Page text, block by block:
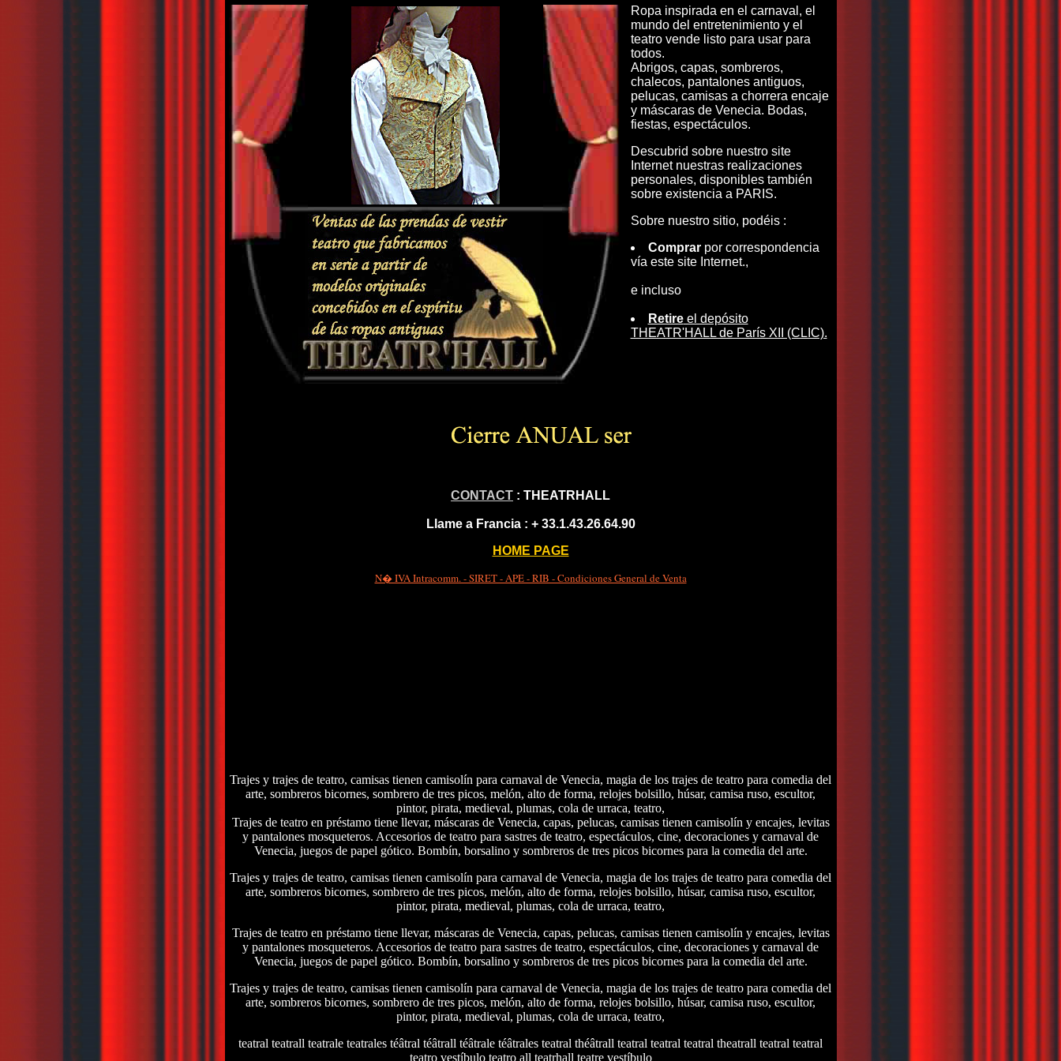
Ropa inspirada en el carnaval, el
mundo del entretenimiento y el
teatro vende listo para usar para
todos.
Abrigos, capas, sombreros,
chalecos, pantalones antiguos,
pelucas, camisas a chorrera encaje
y máscaras de Venecia. Bodas,
fiestas, espectáculos.
Descubrid sobre nuestro site
Internet nuestras realizaciones
personales, disponibles también
sobre existencia a PARIS.
Sobre nuestro sitio, podéis :
Comprarpor correspondencia
vía este site Internet.,
e incluso
Retireel depósito
THEATR'HALL de París XII (CLIC).
CONTACT : THEATRHALL
Llame a Francia : + 33.1.43.26.64.90
HOME PAGE
N� IVA Intracomm. - SIRET - APE - RIB - Condiciones General de Venta
Trajes y trajes de teatro, camisas tienen camisolín para carnaval de Venecia, magia de los trajes de teatro para comedia del
arte, sombreros bicornes, sombrero de tres picos, melón, alto de forma, relojes bolsillo, húsar, camisa ruso, escultor,
pintor, pirata, medieval, plumas, cola de urraca, teatro,
Trajes de teatro en préstamo tiene llevar, máscaras de Venecia, capas, pelucas, camisas tienen camisolín y encajes, levitas
y pantalones mosqueteros. Accesorios de teatro para sastres de teatro, espectáculos, cine, decoraciones y carnaval de
Venecia, juegos de papel gótico. Bombín, borsalino y sombreros de tres picos bicornes para la comedia del arte.
Trajes y trajes de teatro, camisas tienen camisolín para carnaval de Venecia, magia de los trajes de teatro para comedia del
arte, sombreros bicornes, sombrero de tres picos, melón, alto de forma, relojes bolsillo, húsar, camisa ruso, escultor,
pintor, pirata, medieval, plumas, cola de urraca, teatro,
Trajes de teatro en préstamo tiene llevar, máscaras de Venecia, capas, pelucas, camisas tienen camisolín y encajes, levitas
y pantalones mosqueteros. Accesorios de teatro para sastres de teatro, espectáculos, cine, decoraciones y carnaval de
Venecia, juegos de papel gótico. Bombín, borsalino y sombreros de tres picos bicornes para la comedia del arte.
Trajes y trajes de teatro, camisas tienen camisolín para carnaval de Venecia, magia de los trajes de teatro para comedia del
arte, sombreros bicornes, sombrero de tres picos, melón, alto de forma, relojes bolsillo, húsar, camisa ruso, escultor,
pintor, pirata, medieval, plumas, cola de urraca, teatro,
teatral teatrall teatrale teatrales téâtral téâtrall téâtrale téâtrales teatral théâtrall teatral teatral teatral theatrall teatral teatral
teatro vestíbulo teatro all teatrhall teatre vestíbulo